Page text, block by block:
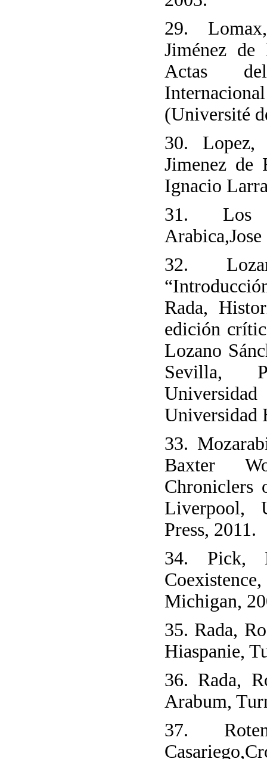
29.
Jiménez de
Actas
(Université
30. Lopez,
Jimenez de
Ignacio
31. Los
32.
Rada,
edición
Lozano
Sevilla,
Universidad
33.
Baxter
Chroniclers
Liverpool,
Press, 2011.
34. Pick,
Michigan,
35. Rada,
Hiaspanie,
36. Rada,
Arabum,
37.